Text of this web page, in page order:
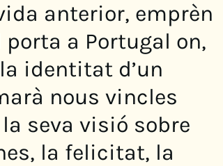
anterior, emprèn
a Portugal on,
identitat d’un
nous vincles
seva visió sobre
la felicitat, la